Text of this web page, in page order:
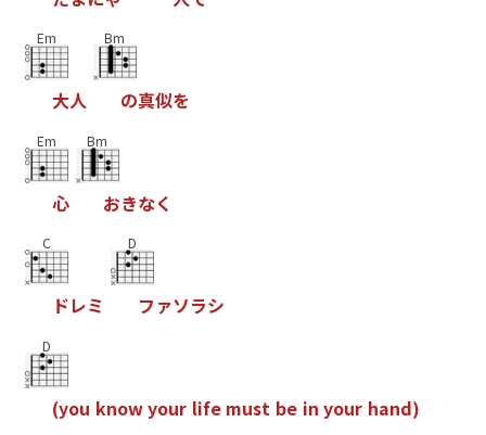
Em
大人
Bm
の真似を
Em
心
Bm
おきなく
C
ドレミ
D
フ ァソラシ
D
(you knowyour life must be in your hand)